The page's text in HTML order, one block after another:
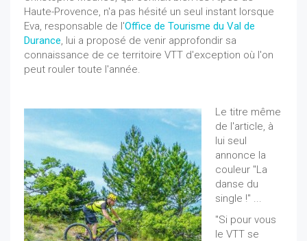
Haute-Provence, n'a pas hésité un seul instant lorsque
Eva, responsable de l'Office de Tourisme du Val de
Durance, lui a proposé de venir approfondir sa
connaissance de ce territoire VTT d'exception où l'on
peut rouler toute l'année.
Le titre même
de l'article, à
lui seul
annonce la
couleur "La
danse du
single !" ...
"Si pour vous
le VTT se